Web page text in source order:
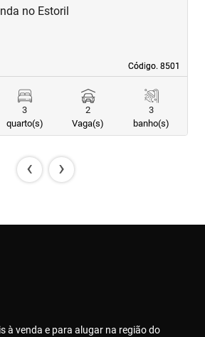
Código. 8501
Código. 8501
no Estoril
3
quarto(s)
2
Vaga(s)
3
banho(s)
‹ ›
à venda e para alugar na região do